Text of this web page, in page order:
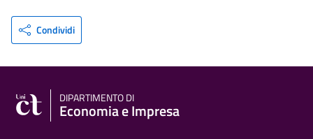
Condividi
DIPARTIMENTO DI
Economia e Impresa